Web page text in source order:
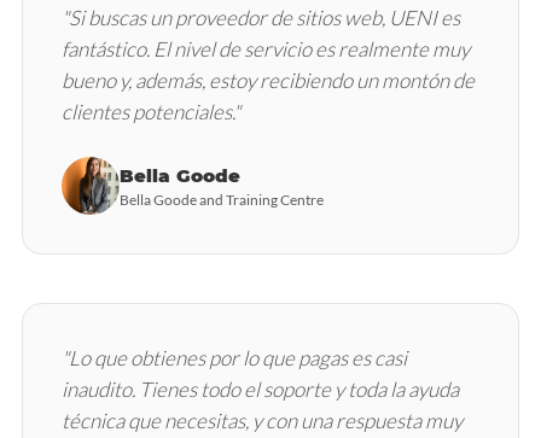
"Si buscas un proveedor de sitios web, UENI es
fantástico. El nivel de servicio es realmente muy
bueno y, además, estoy recibiendo un montón de
clientes potenciales."
Bella Goode
Bella Goode and Training Centre
"Lo que obtienes por lo que pagas es casi
inaudito. Tienes todo el soporte y toda la ayuda
técnica que necesitas, y con una respuesta muy